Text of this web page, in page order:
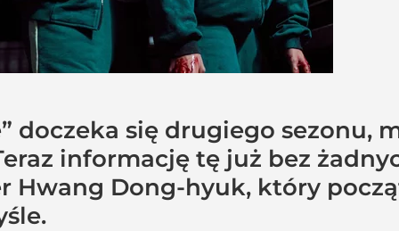
doczeka się drugiego sezonu,
informację tę już bez
Hwang Dong-hyuk, który